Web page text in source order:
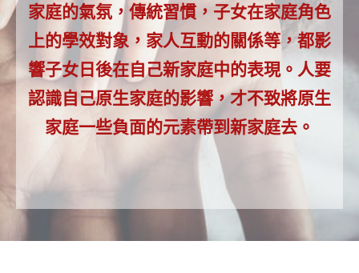
家庭的氣氛，傳統習慣，子女在家庭角色
上的學效對象，家人互動的關係等，都影
響子女日後在自己新家庭中的表現。人要
認識自己原生家庭的影響，才不致將原生
家庭一些負面的元素帶到新家庭去。